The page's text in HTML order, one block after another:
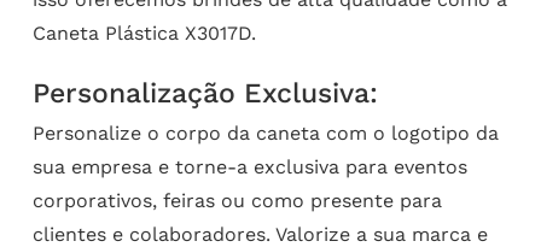
Caneta Plástica X3017D.
Personalização Exclusiva:
Personalize o corpo da caneta com o logotipo da
sua empresa e torne-a exclusiva para eventos
corporativos, feiras ou como presente para
clientes e colaboradores. Valorize a sua marca e